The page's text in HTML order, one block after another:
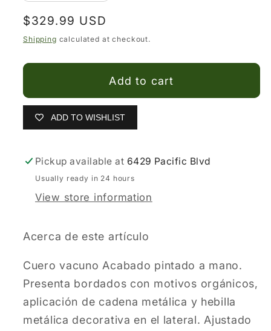
for
Botin
Cuadra
Women’s
Boot
Bovine
Leather
for
Botin
Mujer!
Cuadra
Women’s
Boot
Bovine
Leather
Regular
price
$329.99 USD
Shipping calculated at checkout.
Add to cart
ADD TO WISHLIST
Pickup available at 6429 Pacific Blvd
Usually ready in 24 hours
View store information
Acerca de este artículo
Cuero vacuno Acabado pintado a mano.
Presenta bordados con motivos orgánicos,
aplicación de cadena metálica y hebilla
metálica decorativa en el lateral. Ajustado